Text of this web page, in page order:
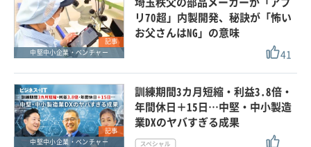
記事
中堅中小企業・ベンチャー
リ70超」内製開発、秘訣が「怖い
お父さんはNG」の意味
41
記事
中堅中小企業・ベンチャー
訓練期間3カ月短縮・利益3.8倍・
年間休日＋15日…中堅・中小製造
業DXのヤバすぎる成果